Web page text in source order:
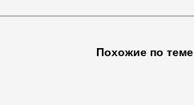
Похожие по теме